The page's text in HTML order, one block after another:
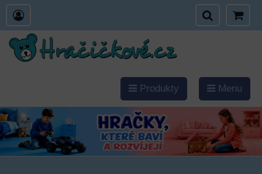
Produkty Menu